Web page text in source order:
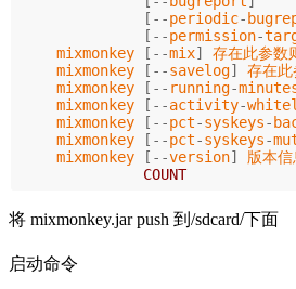
[--periodic-
[--permission-
mixmonkey
[--mix] 存在此参数
mixmonkey
[--savelog] 存在
mixmonkey
[-- running-
mixmonkey
[--activity-
mixmonkey
[--pct-syskeys-
mixmonkey
[--pct-syskeys-
mixmonkey
[--version]
版本信
COUNT
将 mixmonkey.jar push 到/sdcard/下面
启动命令